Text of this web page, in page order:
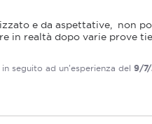
e da aspettative,  non
in realtà dopo varie prove
in seguito ad un'esperienza del9/